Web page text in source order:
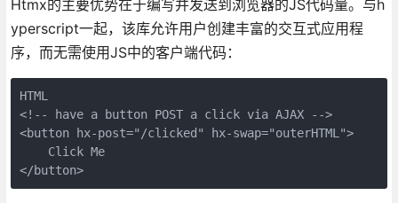
Htmx的主要优势在于编写并发送到浏览器的JS代码量。与h
yperscript一起，该库允许用户创建丰富的交互式应用程
序，而无需使用JS中的客户端代码：
HTML
<!-- have a button POST a click via AJAX -->
<button hx-post="/clicked" hx-swap="outerHTML">
    Click Me
</button>